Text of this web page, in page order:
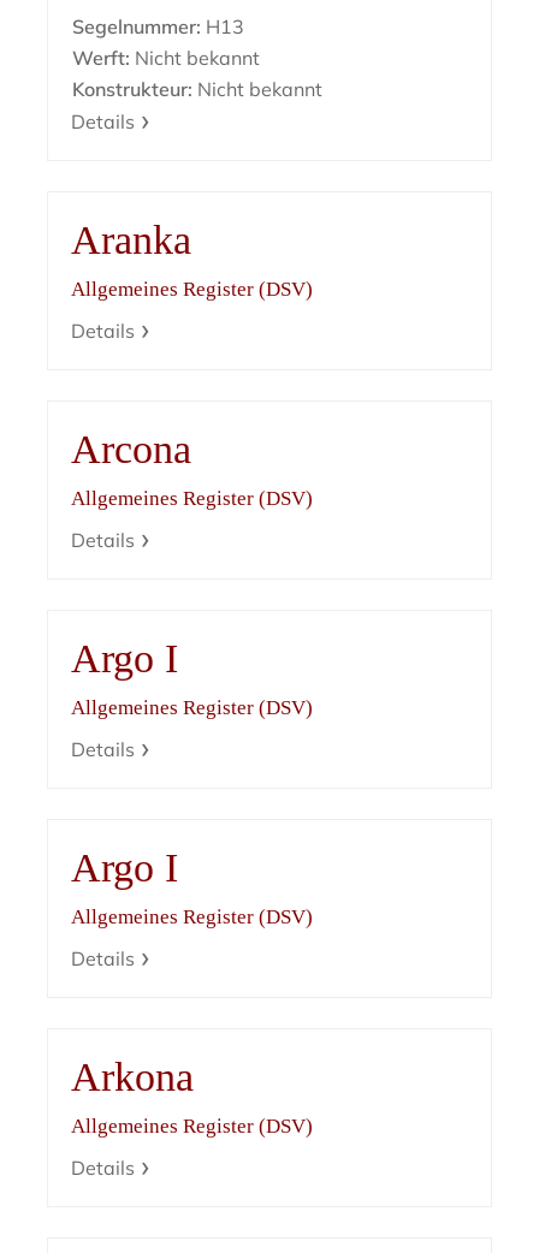
Segelnummer: H13
Werft: Nicht bekannt
Konstrukteur: Nicht bekannt
Details
Aranka
Allgemeines Register (DSV)
Details
Arcona
Allgemeines Register (DSV)
Details
Argo I
Allgemeines Register (DSV)
Details
Argo I
Allgemeines Register (DSV)
Details
Arkona
Allgemeines Register (DSV)
Details